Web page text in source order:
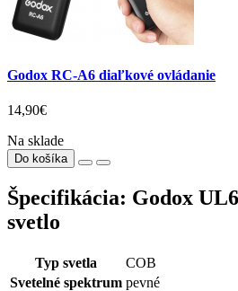
Godox RC-A6 diaľkové ovládanie
14,90€
Na sklade
Do košíka
Špecifikácia: Godox
svetlo
Typ svetla
COB
Svetelné spektrum pevné